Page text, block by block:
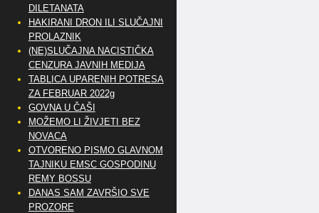
DILETANATA
HAKIRANI DRON ILI SLUČAJNI
PROLAZNIK
(NE)SLUČAJNA NACISTIČKA
CENZURA JAVNIH MEDIJA
TABLICA UPARENIH POTRESA
ZA FEBRUAR 2022g
GOVNA U ČAŠI
MOŽEMO LI ŽIVJETI BEZ
NOVACA
OTVORENO PISMO GLAVNOM
TAJNIKU EMSC GOSPODINU
REMY BOSSU
DANAS SAM ZAVRŠIO SVE
PROZORE